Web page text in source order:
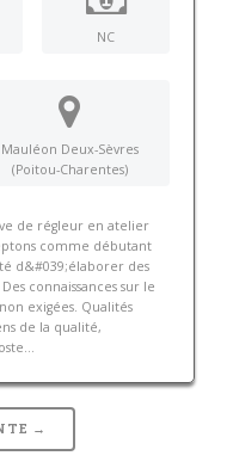
NC
Mauléon Deux-Sèvres
(Poitou-Charentes)
de régleur en atelier
comme débutant
d&#039;élaborer des
connaissances sur le
exigées. Qualités
de la qualité,
→